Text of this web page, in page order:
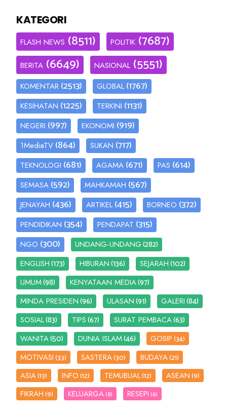
KATEGORI
FLASH NEWS (8511) POLITIK (7687)
BERITA (6649) NASIONAL (5551)
KOMENTAR (2513) GLOBAL (1767)
KESIHATAN (1225) TERKINI (1131)
NEGERI (997) EKONOMI (919)
1MediaTV (864) SUKAN (717)
TEKNOLOGI (681) AGAMA (671) PAS (614)
SEMASA (592) MAHKAMAH (567)
JENAYAH (436) ARTIKEL (415) BORNEO (372)
PENDIDIKAN (354) PENDAPAT (315)
NGO (300) UNDANG-UNDANG(282)
ENGLISH(173) HIBURAN(136) SEJARAH(102)
UMUM(98) KENYATAAN MEDIA(97)
MINDA PRESIDEN(96) ULASAN(91) GALERI(84)
SOSIAL(83) TIPS(67) SURAT PEMBACA(63)
WANITA(50) DUNIA ISLAM(46) GOSIP(34)
MOTIVASI(33) SASTERA(30) BUDAYA(21)
ASIA(13) INFO(12) TEMUBUAL(12) ASEAN(9)
FIKRAH(9) KELUARGA (8) RESEPI (6)